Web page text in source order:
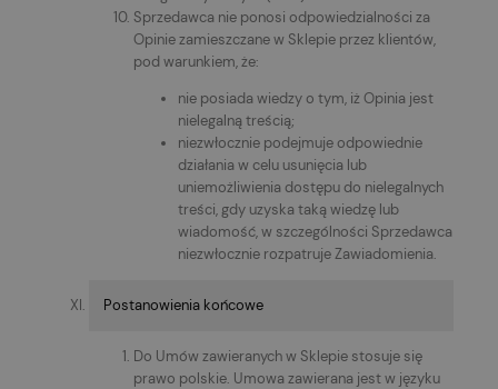
Sprzedawca nie ponosi odpowiedzialności za
Opinie zamieszczane w Sklepie przez klientów,
pod warunkiem, że:
nie posiada wiedzy o tym, iż Opinia jest
nielegalną treścią;
niezwłocznie podejmuje odpowiednie
działania w celu usunięcia lub
uniemożliwienia dostępu do nielegalnych
treści, gdy uzyska taką wiedzę lub
wiadomość, w szczególności Sprzedawca
niezwłocznie rozpatruje Zawiadomienia.
Postanowienia końcowe
Do Umów zawieranych w Sklepie stosuje się
prawo polskie. Umowa zawierana jest w języku